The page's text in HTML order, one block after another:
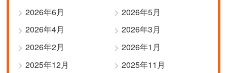
2026年6月
2026年5月
2026年4月
2026年3月
2026年2月
2026年1月
2025年12月
2025年11月